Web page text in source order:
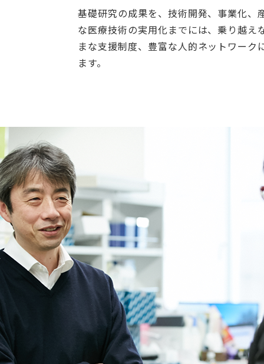
基礎研究の成果を、技術開発、事業化
な医療技術の実用化までには、乗り越
まな支援制度、豊富な人的ネットワー
ます。